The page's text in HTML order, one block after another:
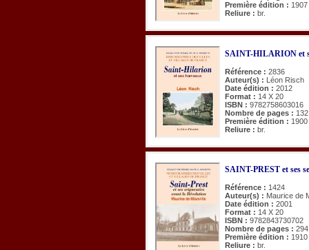
Première édition : 1907
Reliure : br.
SAINT-HILARION et
Référence : 2836
Auteur(s) : Léon Risch
Date édition : 2012
Format : 14 X 20
ISBN : 9782758603016
Nombre de pages : 132
Première édition : 1900
Reliure : br.
SAINT-PREST et ses
Référence : 1424
Auteur(s) : Maurice de
Date édition : 2001
Format : 14 X 20
ISBN : 9782843730702
Nombre de pages : 294
Première édition : 1910
Reliure : br.